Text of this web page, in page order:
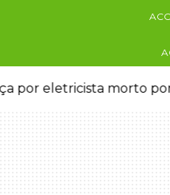
por eletricista morto